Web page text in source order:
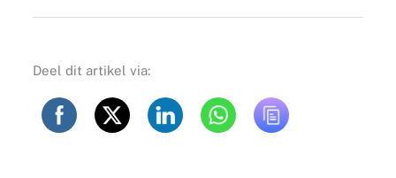
Deel dit artikel via: